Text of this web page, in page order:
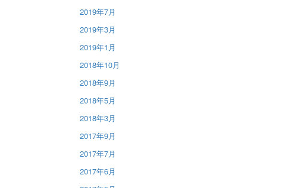
2019年7月
2019年3月
2019年1月
2018年10月
2018年9月
2018年5月
2018年3月
2017年9月
2017年7月
2017年6月